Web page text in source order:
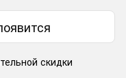
скидки